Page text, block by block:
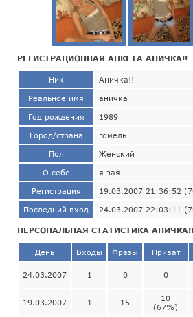
РЕГИСТРАЦИОННАЯ АНКЕТА АНИЧКА!!
Ник Аничка!!
Реальное имя аничка
Год рождения 1989
Город/страна гомель
Пол Женский
О себе я зая
Регистрация 19.03.2007 21:36:52
Последний вход 24.03.2007 22:03:11
ПЕРСОНАЛЬНАЯ СТАТИСТИКА АНИЧКА!!
День Входы Фразы Приват
24.03.2007 1 0 0
19.03.2007 1 15
10
(67%)